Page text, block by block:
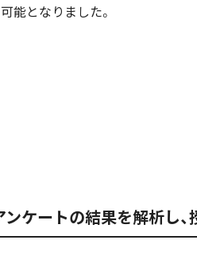
能となりました。
ケートの結果を解析し